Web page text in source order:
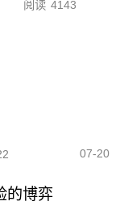
阅读 4143
07-20
的博弈